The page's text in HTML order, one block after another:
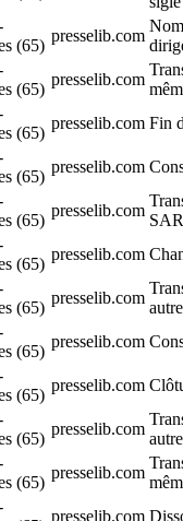
(65)
presselib.com
(65)
presselib.com
(65)
presselib.com Fin
(65)
presselib.com
(65)
presselib.com
(65)
presselib.com
(65)
presselib.com
(65)
presselib.com
(65)
presselib.com
(65)
presselib.com
(65)
presselib.com
presselib.com